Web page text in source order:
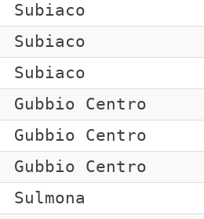
Subiaco
Subiaco
Subiaco
Gubbio Centro
Gubbio Centro
Gubbio Centro
Sulmona